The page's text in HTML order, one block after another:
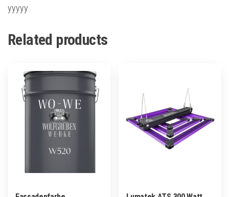
yyyyy
Related products